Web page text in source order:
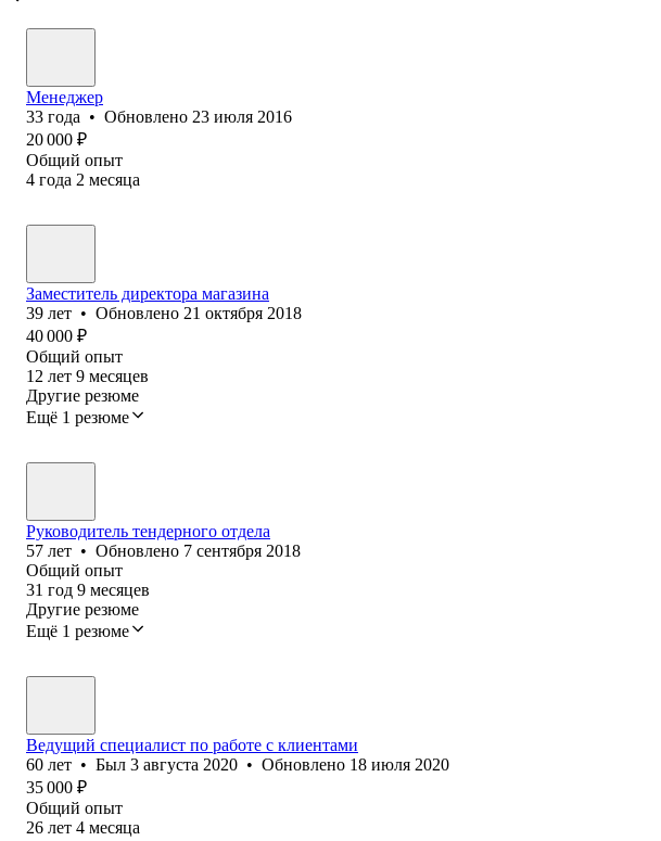
Менеджер
33 года • Обновлено 23 июля 2016
20 000 ₽
Общий опыт
4 года 2 месяца
Заместитель директора магазина
39 лет • Обновлено 21 октября 2018
40 000 ₽
Общий опыт
12 лет 9 месяцев
Другие резюме
Ещё 1 резюме
Руководитель тендерного отдела
57 лет • Обновлено 7 сентября 2018
Общий опыт
31 год 9 месяцев
Другие резюме
Ещё 1 резюме
Ведущий специалист по работе с клиентами
60 лет • Был 3 августа 2020 • Обновлено 18 июля 2020
35 000 ₽
Общий опыт
26 лет 4 месяца